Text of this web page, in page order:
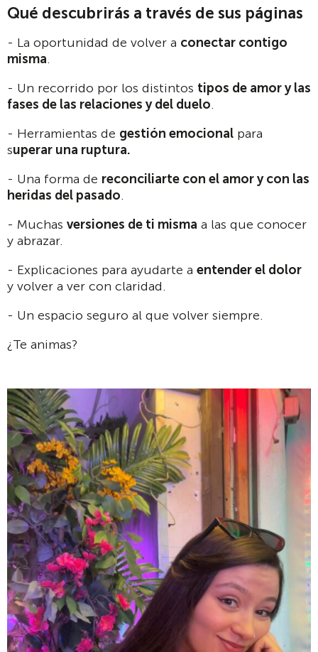
Qué descubrirás a través de sus páginas
- La oportunidad de volver a conectar contigo
misma.
- Un recorrido por los distintos tipos de amor y las
fases de las relaciones y del duelo.
- Herramientas de gestión emocional para
superar una ruptura.
- Una forma de reconciliarte con el amor y con las
heridas del pasado.
- Muchas versiones de ti misma a las que conocer
y abrazar.
- Explicaciones para ayudarte a entender el dolor
y volver a ver con claridad.
- Un espacio seguro al que volver siempre.
¿Te animas?